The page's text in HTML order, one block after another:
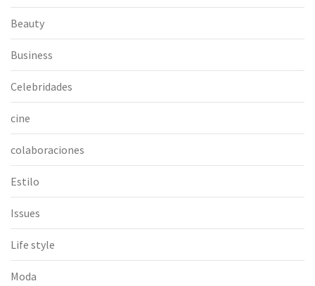
Beauty
Business
Celebridades
cine
colaboraciones
Estilo
Issues
Life style
Moda